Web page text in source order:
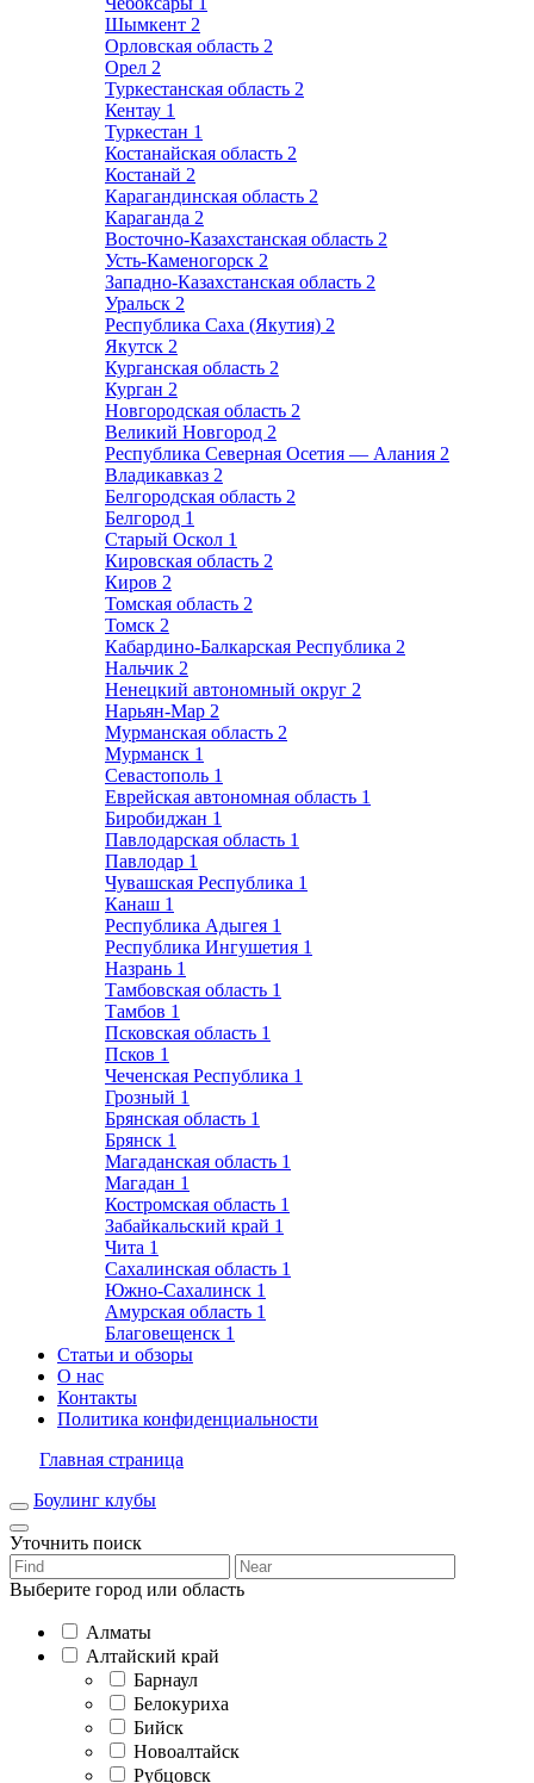
Шымкент 2
Орловская область 2
Орел 2
Туркестанская область 2
Кентау 1
Туркестан 1
Костанайская область 2
Костанай 2
Карагандинская область 2
Караганда 2
Восточно-Казахстанская область 2
Усть-Каменогорск 2
Западно-Казахстанская область 2
Уральск 2
Республика Саха (Якутия) 2
Якутск 2
Курганская область 2
Курган 2
Новгородская область 2
Великий Новгород 2
Республика Северная Осетия — Алания 2
Владикавказ 2
Белгородская область 2
Белгород 1
Старый Оскол 1
Кировская область 2
Киров 2
Томская область 2
Томск 2
Кабардино-Балкарская Республика 2
Нальчик 2
Ненецкий автономный округ 2
Нарьян-Мар 2
Мурманская область 2
Мурманск 1
Севастополь 1
Еврейская автономная область 1
Биробиджан 1
Павлодарская область 1
Павлодар 1
Чувашская Республика 1
Канаш 1
Республика Адыгея 1
Республика Ингушетия 1
Назрань 1
Тамбовская область 1
Тамбов 1
Псковская область 1
Псков 1
Чеченская Республика 1
Грозный 1
Брянская область 1
Брянск 1
Магаданская область 1
Магадан 1
Костромская область 1
Забайкальский край 1
Чита 1
Сахалинская область 1
Южно-Сахалинск 1
Амурская область 1
Благовещенск 1
Статьи и обзоры
О нас
Контакты
Политика конфиденциальности
Главная страница
Боулинг клубы
Уточнить поиск
Выберите город или область
Алматы
Алтайский край
Барнаул
Белокуриха
Бийск
Новоалтайск
Рубцовск